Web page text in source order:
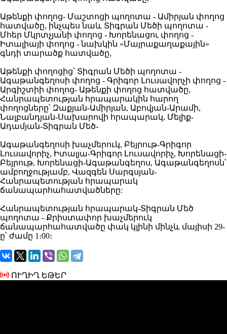
Աթենքի փողոց- Մաշտոցի պողոտա - Ամիրյան փողոց
հատվածը, ինչպես նաև Տիգրան Մեծի պողոտա -
Մհեր Մկրտչյանի փողոց - Խորենացու փողոց -
Իտալիայի փողոց - նախկին «Մայրաքաղաքային»
գնդի տարածք հատվածը,
Աթենքի փողոցից՝ Տիգրան Մեծի պողոտա -
Ագաթանգեղոսի փողոց - Գրիգոր Լուսավորչի փողոց -
Արգիշտիի փողոց- Աթենքի փողոց հատվածը,
Հանրապետության հրապարակին հարող
փողոցները՝ Զաքյան-Ամիրյան, Աբովյան-Արամի,
Նալբանդյան-Սախարովի հրապարակ, Մելիք-
Ադամյան-Տիգրան Մեծ-
Ագաթանգեղոսի խաչմերուկ, Բեյրութ-Գրիգոր
Լուսավորիչ, Իտալյա-Գրիգոր Լուսավորիչ, Խորենացի-
Բեյրութ, Խորենացի-Ագաթանգեղոս, Ագաթանգեղոսն՝
ամբողջությամբ, Վազգեն Սարգսյան-
Հանրապետության հրապարակ
ճանապարհահատվածները:
Հանրապետության հրապարակ-Տիգրան Մեծ
պողոտա - Քրիստափոր խաչմերուկ
ճանապարհահատվածը փակ կլինի մինչև մայիսի 29-
ը՝ ժամը 1։00։
ՈՒՂԻՂ ԵԹԵՐ